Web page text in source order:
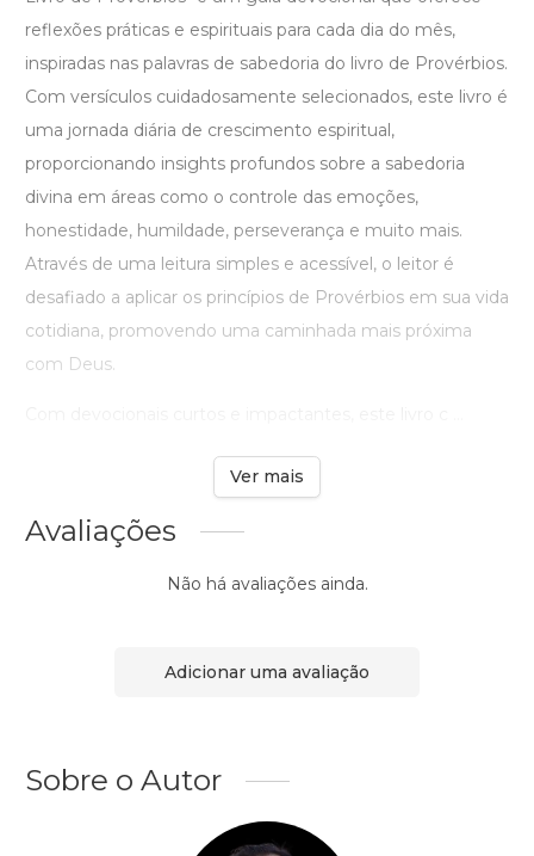
reflexões práticas e espirituais para cada dia do mês,
inspiradas nas palavras de sabedoria do livro de Provérbios.
Com versículos cuidadosamente selecionados, este livro é
uma jornada diária de crescimento espiritual,
proporcionando insights profundos sobre a sabedoria
divina em áreas como o controle das emoções,
honestidade, humildade, perseverança e muito mais.
Através de uma leitura simples e acessível, o leitor é
desafiado a aplicar os princípios de Provérbios em sua vida
cotidiana, promovendo uma caminhada mais próxima
com Deus.
Ver mais
Avaliações
Não há avaliações ainda.
Adicionar uma avaliação
Sobre o Autor